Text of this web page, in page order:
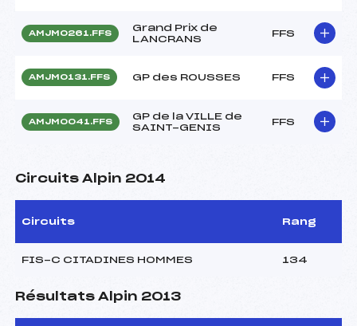
AMJM0261.FFS
Grand Prix de
LANCRANS
FFS
AMJM0131.FFS GP des ROUSSES FFS
AMJM0041.FFS
GP de la VILLE de
SAINT-GENIS
FFS
Circuits Alpin 2014
Circuits Rang
FIS-C CITADINES HOMMES 134
Résultats Alpin 2013